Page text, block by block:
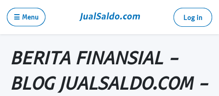
☰ Menu Log in
BERITA FINANSIAL -
BLOG JUALSALDO.COM -